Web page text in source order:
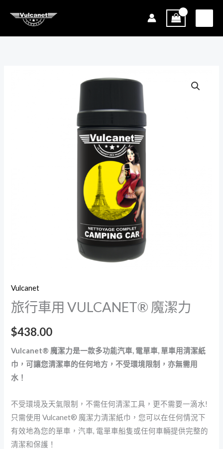
Vulcanet
旅行車用 VULCANET® 魔潔力
$438.00
Vulcanet® 魔潔力是一款多功能汽車, 電單車, 單車用清潔紙
巾，可讓您清潔車的任何地方，不受環境限制 ，亦無需用
水！
不受環境及天氣限制，不需任何清潔工具，更不需要一滴水!
只需使用 Vulcanet® 魔潔力清潔紙巾，您可以在任何情況下
有效地為您的單車，汽車, 電單車船隻或任何車輛提供完整的
清潔和保護！